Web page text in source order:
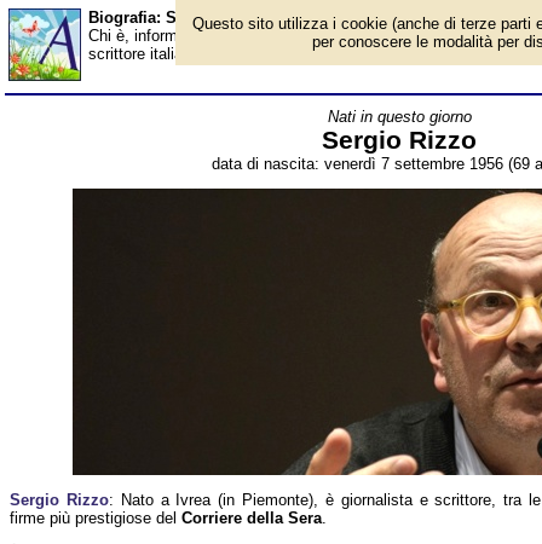
Biografia: Sergio Rizzo - età - Almanacco
Chi è, informazioni, foto, qual è la data di nascita, età, dove è
scrittore italiano. Breve biografia. Voce dell'Almanacco.
Nati in questo giorno
Sergio Rizzo
data di nascita: venerdì 7 settembre 1956 (69
Sergio Rizzo: Nato a Ivrea (in Piemonte), è giornalista e scrittore, tra le
firme più prestigiose del Corriere della Sera.
Questo sito utilizza i cookie (anche di terze parti
per conoscere le modalità per